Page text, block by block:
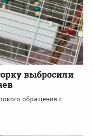
выбросили
обращения с